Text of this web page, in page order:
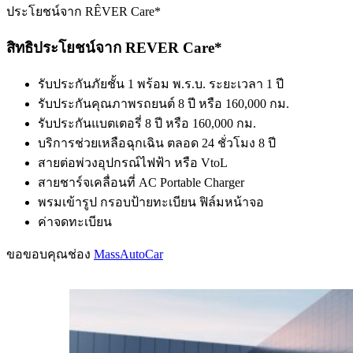
ประโยชน์จาก RÊVER Care*
สิทธิประโยชน์จาก REVER Care*
รับประกันภัยชั้น 1 พร้อม พ.ร.บ. ระยะเวลา 1 ปี
รับประกันคุณภาพรถยนต์ 8 ปี หรือ 160,000 กม.
รับประกันแบตเตอรี่ 8 ปี หรือ 160,000 กม.
บริการช่วยเหลือฉุกเฉิน ตลอด 24 ชั่วโมง 8 ปี
สายต่อพ่วงอุปกรณ์ไฟฟ้า หรือ VtoL
สายชาร์จเคลื่อนที่ AC Portable Charger
พรมเข้ารูป กรอบป้ายทะเบียน ฟิล์มหน้าจอ
ค่าจดทะเบียน
ขอขอบคุณช่อง MassAutoCar